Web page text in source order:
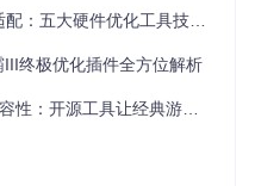
21:9超宽屏、16:9主
流显示器
配置设备
硬件优化工具技术突破全解析
终极优化插件全方位解析
源工具让经典游戏焕发新生